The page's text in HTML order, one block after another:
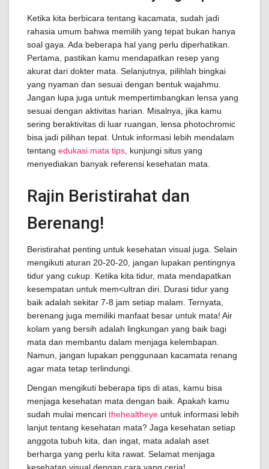
Ketika kita berbicara tentang kacamata, sudah jadi
rahasia umum bahwa memilih yang tepat bukan hanya
soal gaya. Ada beberapa hal yang perlu diperhatikan.
Pertama, pastikan kamu mendapatkan resep yang
akurat dari dokter mata. Selanjutnya, pilihlah bingkai
yang nyaman dan sesuai dengan bentuk wajahmu.
Jangan lupa juga untuk mempertimbangkan lensa yang
sesuai dengan aktivitas harian. Misalnya, jika kamu
sering beraktivitas di luar ruangan, lensa photochromic
bisa jadi pilihan tepat. Untuk informasi lebih mendalam
tentang edukasi mata tips , kunjungi situs yang
menyediakan banyak referensi kesehatan mata.
Rajin Beristirahat dan
Berenang!
Beristirahat penting untuk kesehatan visual juga. Selain
mengikuti aturan 20-20-20, jangan lupakan pentingnya
tidur yang cukup. Ketika kita tidur, mata mendapatkan
kesempatan untuk mem<ultran diri. Durasi tidur yang
baik adalah sekitar 7-8 jam setiap malam. Ternyata,
berenang juga memiliki manfaat besar untuk mata! Air
kolam yang bersih adalah lingkungan yang baik bagi
mata dan membantu dalam menjaga kelembapan.
Namun, jangan lupakan penggunaan kacamata renang
agar mata tetap terlindungi.
Dengan mengikuti beberapa tips di atas, kamu bisa
menjaga kesehatan mata dengan baik. Apakah kamu
sudah mulai mencari thehealtheye untuk informasi lebih
lanjut tentang kesehatan mata? Jaga kesehatan setiap
anggota tubuh kita, dan ingat, mata adalah aset
berharga yang perlu kita rawat. Selamat menjaga